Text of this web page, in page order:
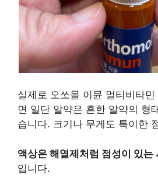
실제로 오쏘몰 이뮨 멀티비타
면 일단 알약은 흔한 알약의 형
습니다. 크기나 무게도 특이한
액상은 해열제처럼 점성이 있는
입니다.